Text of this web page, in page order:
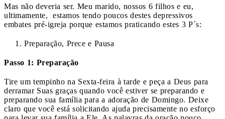
Mas não deveria ser. Meu marido, nossos 6 filhos e eu,
ultimamente, estamos tendo poucos destes depressivos
embates pré-igreja porque estamos praticando estes 3 P´s:
Preparação, Prece e Pausa
Passo 1: Preparação
Tire um tempinho na Sexta-feira à tarde e peça a Deus para
derramar Suas graças quando você estiver se preparando e
preparando sua família para a adoração de Domingo. Deixe
claro que você está solicitando ajuda precisamente no esforço